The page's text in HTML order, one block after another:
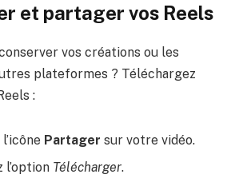
et partager vos Reels
vos créations ou les
plateformes ? Téléchargez
:
Partager sur votre vidéo.
l’option Télécharger.